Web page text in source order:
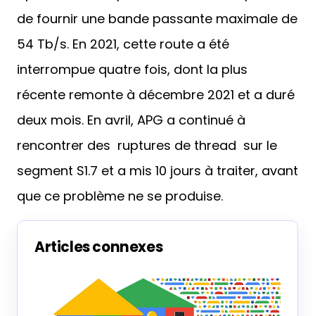
de fournir une bande passante maximale de
54 Tb/s. En 2021, cette route a été
interrompue quatre fois, dont la plus
récente remonte à décembre 2021 et a duré
deux mois. En avril, APG a continué à
rencontrer des ruptures de thread sur le
segment S1.7 et a mis 10 jours à traiter, avant
que ce problème ne se produise.
Articles connexes